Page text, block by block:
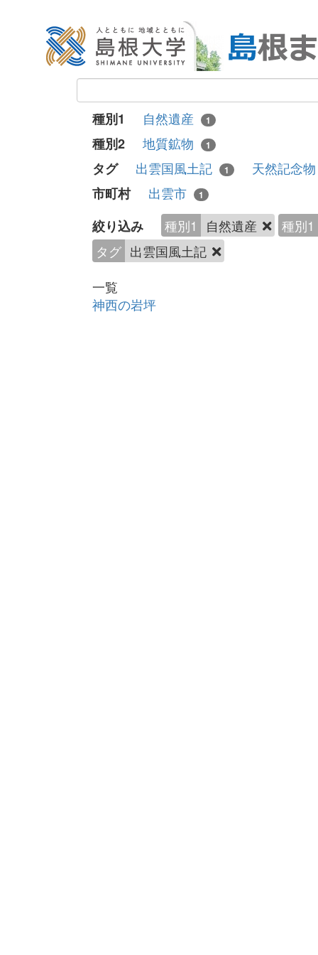
種別1 自然遺産 1
種別2 地質鉱物 1
タグ 出雲国風土記 1
天然記念
市町村
出雲市 1
絞り込み 種別1 自然遺産
種別1
タグ 出雲国風土記
一覧
神西の岩坪